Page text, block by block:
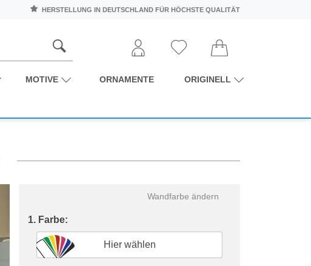
HERSTELLUNG IN DEUTSCHLAND FÜR HÖCHSTE QUALITÄT
MOTIVE ORNAMENTE ORIGINELL
Wandfarbe ändern
1. Farbe:
Hier wählen